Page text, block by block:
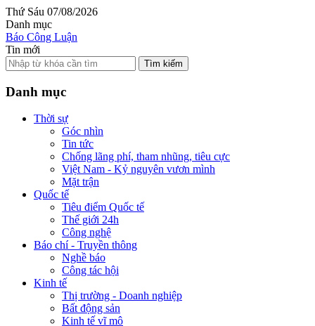
Thứ Sáu 07/08/2026
Danh mục
Báo Công Luận
Tin mới
Tìm kiếm
Danh mục
Thời sự
Góc nhìn
Tin tức
Chống lãng phí, tham nhũng, tiêu cực
Việt Nam - Kỷ nguyên vươn mình
Mặt trận
Quốc tế
Tiêu điểm Quốc tế
Thế giới 24h
Công nghệ
Báo chí - Truyền thông
Nghề báo
Công tác hội
Kinh tế
Thị trường - Doanh nghiệp
Bất động sản
Kinh tế vĩ mô